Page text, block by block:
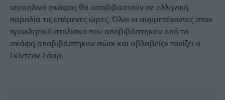
ισραηλινό σκάφος θα αποβιβαστούν σε ελληνική
παραλία τις επόμενες ώρες. Όλοι οι συμμετέχοντες στον
προκλητικό στολίσκο που αποβιβάστηκαν από τα
σκάφη αποβιβάστηκαν σώοι και αβλαβείς» τονίζει ο
Γκίντεον Σάαρ.